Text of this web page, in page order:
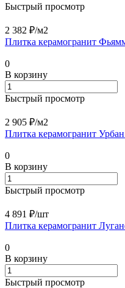
Быстрый просмотр
2 382 ₽/м2
Плитка керамогранит
0
В корзину
Быстрый просмотр
2 905 ₽/м2
Плитка керамогранит
0
В корзину
Быстрый просмотр
4 891 ₽/шт
Плитка керамогранит
0
В корзину
Быстрый просмотр